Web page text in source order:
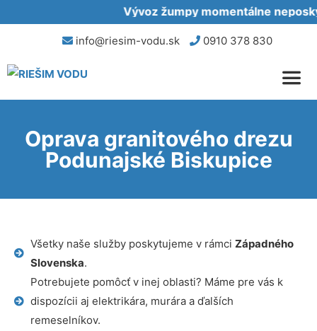
Vývoz žumpy momentálne
info@riesim-vodu.sk 0910 378 830
Oprava granitového drezu
Podunajské Biskupice
Všetky naše služby poskytujeme v rámci Západného
Slovenska.
Potrebujete pomôcť v inej oblasti? Máme pre vás k
dispozícii aj elektrikára, murára a ďalších
remeselníkov.